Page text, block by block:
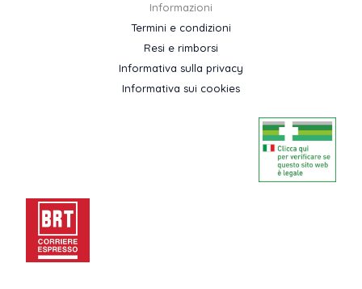
Informazioni
Termini e condizioni
Resi e rimborsi
Informativa sulla privacy
Informativa sui cookies